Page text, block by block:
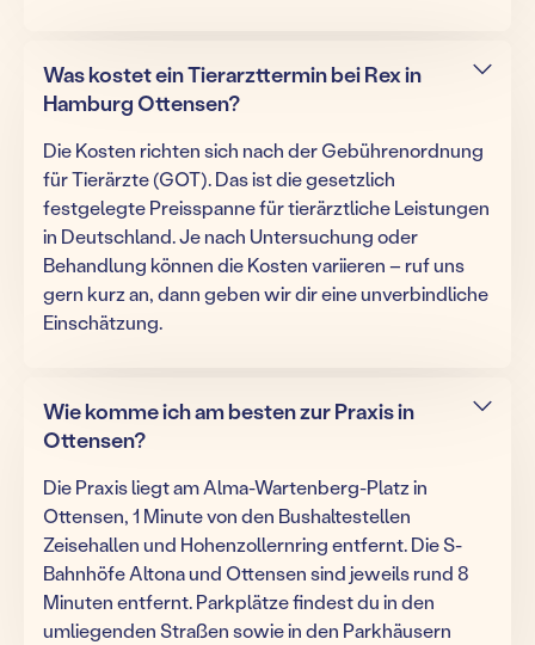
Was kostet ein Tierarzttermin bei Rex in
Hamburg Ottensen?
Die Kosten richten sich nach der Gebührenordnung
für Tierärzte (GOT). Das ist die gesetzlich
festgelegte Preisspanne für tierärztliche Leistungen
in Deutschland. Je nach Untersuchung oder
Behandlung können die Kosten variieren – ruf uns
gern kurz an, dann geben wir dir eine unverbindliche
Einschätzung.
Wie komme ich am besten zur Praxis in
Ottensen?
Die Praxis liegt am Alma-Wartenberg-Platz in
Ottensen, 1 Minute von den Bushaltestellen
Zeisehallen und Hohenzollernring entfernt. Die S-
Bahnhöfe Altona und Ottensen sind jeweils rund 8
Minuten entfernt. Parkplätze findest du in den
umliegenden Straßen sowie in den Parkhäusern